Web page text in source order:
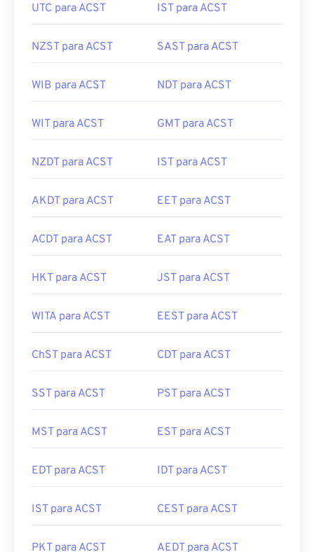
UTC para ACST IST para ACST
NZST para ACST SAST para ACST
WIB para ACST NDT para ACST
WIT para ACST GMT para ACST
NZDT para ACST IST para ACST
AKDT para ACST EET para ACST
ACDT para ACST EAT para ACST
HKT para ACST JST para ACST
WITA para ACST EEST para ACST
ChST para ACST CDT para ACST
SST para ACST PST para ACST
MST para ACST EST para ACST
EDT para ACST IDT para ACST
IST para ACST CEST para ACST
PKT para ACST AEDT para ACST